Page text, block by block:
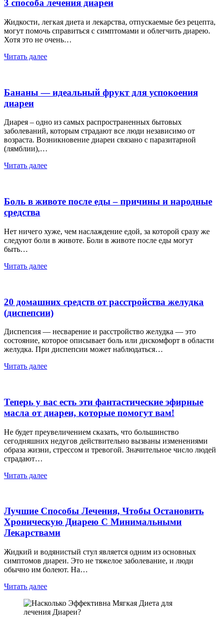
3 способа лечения диареи
Жидкости, легкая диета и лекарства, отпускаемые без рецепта,
могут помочь справиться с симптомами и облегчить диарею.
Хотя это не очень…
Читать далее
Бананы — идеальный фрукт для успокоения
диареи
Диарея – одно из самых распространенных бытовых
заболеваний, которым страдают все люди независимо от
возраста. Возникновение диареи связано с паразитарной
(лямблии),…
Читать далее
Боль в животе после еды – причины и народные
средства
Нет ничего хуже, чем наслаждение едой, за которой сразу же
следуют боли в животе. Боли в животе после еды могут
быть…
Читать далее
20 домашних средств от расстройства желудка
(диспепсии)
Диспепсия — несварение и расстройство желудка — это
состояние, которое описывает боль или дискомфорт в области
желудка. При диспепсии может наблюдаться…
Читать далее
Теперь у вас есть эти фантастические эфирные
масла от диареи, которые помогут вам!
Не будет преувеличением сказать, что большинство
сегодняшних недугов действительно вызваны изменениями
образа жизни, стрессом и тревогой. Значительное число людей
страдают…
Читать далее
Лучшие Способы Лечения, Чтобы Остановить
Хроническую Диарею С Минимальными
Лекарствами
Жидкий и водянистый стул является одним из основных
симптомов диареи. Это не тяжелое заболевание, и люди
обычно им болеют. На…
Читать далее